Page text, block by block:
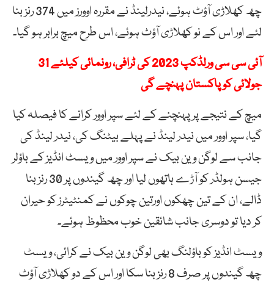
چھ کھلاڑی آؤٹ ہوئے، نیدرلینڈ نے مقررہ اوورز میں 374 رنز بنا
لئے اور اس کے نو کھلاڑی آؤٹ ہوئے، اس طرح میچ برابر ہو گیا۔
آئی سی سی ورلڈکپ 2023 کی ٹرافی، رونمائی کیلئے 31
جولائی کو پاکستان پہنچے گی
میچ کے نتیجے پر پہنچنے کے لئے سپر اوور کرانے کا فیصلہ کیا
گیا، سپر اوور میں نیدر لینڈ نے پہلے بیٹنگ کی، نیدر لینڈ کی
جانب سے لوگن وین بیک نے سپر اوور میں ویسٹ انڈیز کے باؤلر
جیسن ہولڈر کو آڑے ہاتھوں لیا اور چھ گیندوں پر 30 رنز بنا
ڈالے، ان کے تین چھکوں اورتین چوکوں نے کمنٹیٹرز کو حیران
کر دیا تو دوسری جانب شائقین خوب محظوظ ہوئے۔
ویسٹ انڈیز کو باؤلنگ بھی لوگن وین بیک نے کرائی، ویسٹ
چھ گیندوں پر صرف 8 رنز بنا سکا اور اس کے دو کھلاڑی آؤٹ